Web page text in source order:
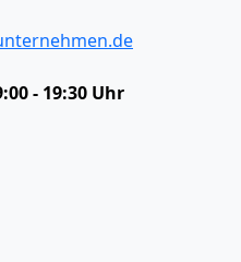
- 19:30 Uhr